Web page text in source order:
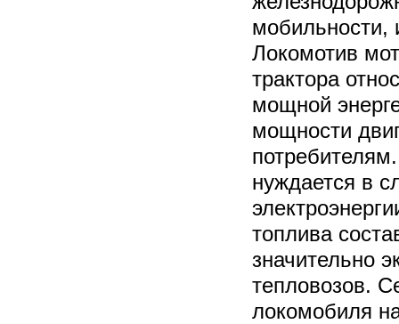
мобильности,
Локомотив
трактора
мощной
мощности
нуждается в
топлива
значительно
тепловозов.
локомобиля